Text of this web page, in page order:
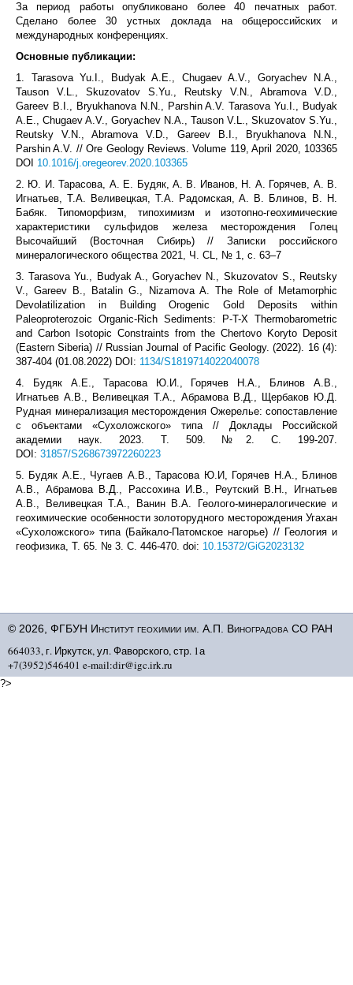
За период работы опубликовано более 40 печатных работ.
Сделано более 30 устных доклада на общероссийских и
международных конференциях.
Основные публикации:
1. Tarasova Yu.I., Budyak A.E., Chugaev A.V., Goryachev N.A.,
Tauson V.L., Skuzovatov S.Yu., Reutsky V.N., Abramova V.D.,
Gareev B.I., Bryukhanova N.N., Parshin A.V. Tarasova Yu.I., Budyak
A.E., Chugaev A.V., Goryachev N.A., Tauson V.L., Skuzovatov S.Yu.,
Reutsky V.N., Abramova V.D., Gareev B.I., Bryukhanova N.N.,
Parshin A.V. // Ore Geology Reviews. Volume 119, April 2020, 103365
DOI 10.1016/j.oregeorev.2020.103365
2. Ю. И. Тарасова, А. Е. Будяк, А. В. Иванов, Н. А. Горячев, А. В.
Игнатьев, Т.А. Веливецкая, Т.А. Радомская, А. В. Блинов, В. Н.
Бабяк. Типоморфизм, типохимизм и изотопно-геохимические
характеристики сульфидов железа месторождения Голец
Высочайший (Восточная Сибирь) // Записки российского
минералогического общества 2021, Ч. CL, № 1, с. 63–7
3. Tarasova Yu., Budyak A., Goryachev N., Skuzovatov S., Reutsky
V., Gareev B., Batalin G., Nizamova A. The Role of Metamorphic
Devolatilization in Building Orogenic Gold Deposits within
Paleoproterozoic Organic-Rich Sediments: P-T-X Thermobarometric
and Carbon Isotopic Constraints from the Chertovo Koryto Deposit
(Eastern Siberia) // Russian Journal of Pacific Geology. (2022). 16 (4):
387-404 (01.08.2022) DOI: 1134/S1819714022040078
4. Будяк А.Е., Тарасова Ю.И., Горячев Н.А., Блинов А.В.,
Игнатьев А.В., Веливецкая Т.А., Абрамова В.Д., Щербаков Ю.Д.
Рудная минерализация месторождения Ожерелье: сопоставление
с объектами «Сухоложского» типа // Доклады Российской
академии наук. 2023. Т. 509. №2. С. 199-207.
DOI: 31857/S268673972260223
5. Будяк А.Е., Чугаев А.В., Тарасова Ю.И, Горячев Н.А., Блинов
А.В., Абрамова В.Д., Рассохина И.В., Реутский В.Н., Игнатьев
А.В., Веливецкая Т.А., Ванин В.А. Геолого-минералогические и
геохимические особенности золоторудного месторождения Угахан
«Сухоложского» типа (Байкало-Патомское нагорье) // Геология и
геофизика, Т. 65. № 3. С. 446-470. doi: 10.15372/GiG2023132
© 2026, ФГБУН Институт геохимии им. А.П. Виноградова СО РАН
664033, г. Иркутск, ул. Фаворского, стр. 1а
+7(3952)546401 e-mail:dir@igc.irk.ru
?>